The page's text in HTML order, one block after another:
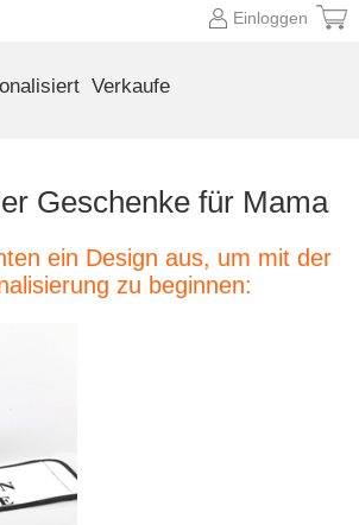
Geschenke für Mama
ein Design aus, um mit der
zu beginnen:
Einloggen
Verkaufe